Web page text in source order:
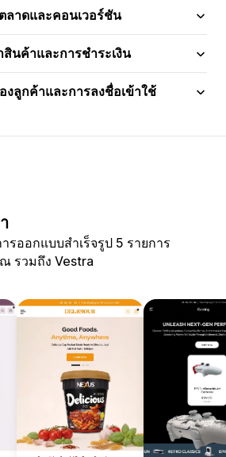
ลาดและคอนเวอร์ชัน
สินค้าและการชำระเงิน
ลูกค้าและการลงชื่อเข้าใช้
รออกแบบสำเร็จรูป 5 รายการ
รวมถึง Vestra